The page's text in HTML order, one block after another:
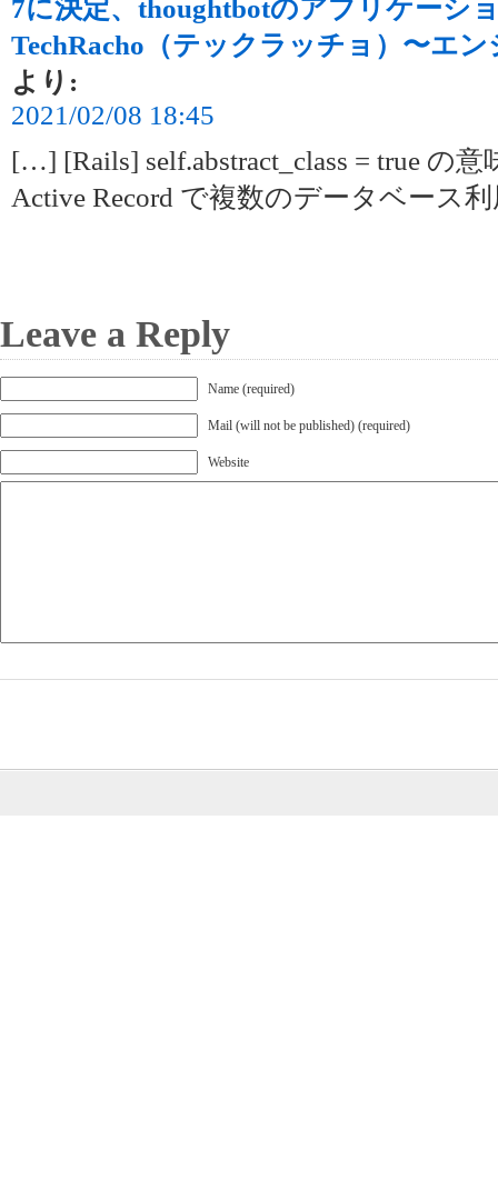
7に決定、thoughtbotのアプリケーシ
TechRacho（テックラッチョ）〜エ
より:
2021/02/08 18:45
[…] [Rails] self.abstract_class = true の
Active Record で複数のデータベース
Leave a Reply
Name (required)
Mail (will not be published) (required)
Website